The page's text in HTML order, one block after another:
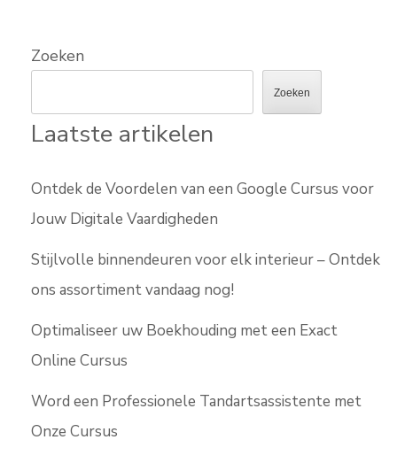
Zoeken
Zoeken
Laatste artikelen
Ontdek de Voordelen van een Google Cursus voor
Jouw Digitale Vaardigheden
Stijlvolle binnendeuren voor elk interieur – Ontdek
ons assortiment vandaag nog!
Optimaliseer uw Boekhouding met een Exact
Online Cursus
Word een Professionele Tandartsassistente met
Onze Cursus